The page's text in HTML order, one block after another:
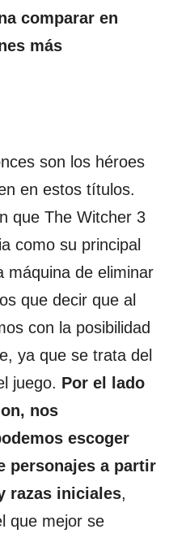
comparar en
más
son los héroes
en estos títulos.
que The Witcher 3
como su principal
máquina de eliminar
que decir que al
con la posibilidad
ya que se trata del
juego. Por el lado
nos
escoger
personajes a partir
razas iniciales,
que mejor se